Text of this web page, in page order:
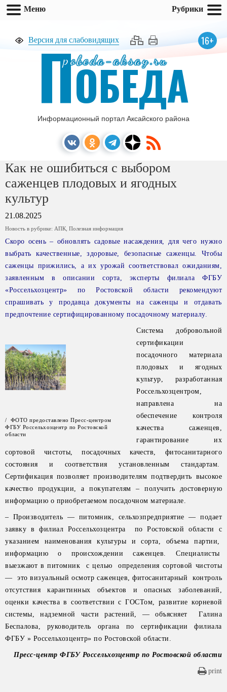
Версия для слабовидящих 16+
pobeda-aksay.ru
ПОБЕДА
Информационный портал Аксайского района
Как не ошибиться с выбором
саженцев плодовых и ягодных
культур
21.08.2025
Новость в рубрике: АПК Полезная информация
Скоро осень – обновлять садовые насаждения, для чего нужно
выбрать качественные, здоровые, безопасные саженцы. Чтобы
саженцы прижились, а их урожай соответствовал ожиданиям,
заявленным в описании сорта, эксперты филиала ФГБУ
«Россельхозцентр» по Ростовской области рекомендуют
спрашивать у продавца документы на саженцы и отдавать
предпочтение сертифицированному посадочному материалу.
/ ФОТО предоставлено Пресс-центром
ФГБУ Россельхозцентр по Ростовской
области
Система добровольной
сертификации
посадочного материала
плодовых и ягодных
культур, разработанная
Россельхозцентром,
направлена на
обеспечение контроля
качества саженцев,
гарантирование их
сортовой чистоты, посадочных качеств, фитосанитарного
состояния и соответствия установленным стандартам.
Сертификация позволяет производителям подтвердить высокое
качество продукции, а покупателям – получить достоверную
информацию о приобретаемом посадочном материале.
– Производитель — питомник, сельхозпредприятие — подает
заявку в филиал Россельхозцентра по Ростовской области с
указанием наименования культуры и сорта, объема партии,
информацию о происхождении саженцев. Специалисты
выезжают в питомник с целью определения сортовой чистоты
— это визуальный осмотр саженцев, фитосанитарный контроль
отсутствия карантинных объектов и опасных заболеваний,
оценки качества в соответствии с ГОСТом, развитие корневой
системы, надземной части растений, — объясняет Галина
Беспалова, руководитель органа по сертификации филиала
ФГБУ » Россельхозцентр» по Ростовской области.
Пресс-центр ФГБУ Россельхозцентр по Ростовской области
print
Меню Рубрики